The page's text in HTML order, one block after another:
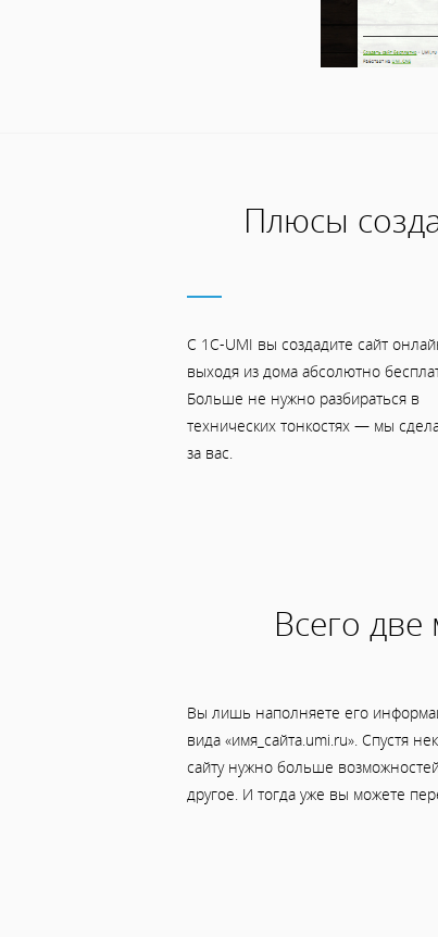
Плюсы
С 1C-UMI вы создадите сайт
выходя из дома абсолютно
Больше не нужно разбираться в
технических тонкостях — мы
за вас.
Всего
Вы лишь наполняете его
вида «имя_сайта.umi.ru». Спустя
сайту нужно больше
другое. И тогда уже вы можете